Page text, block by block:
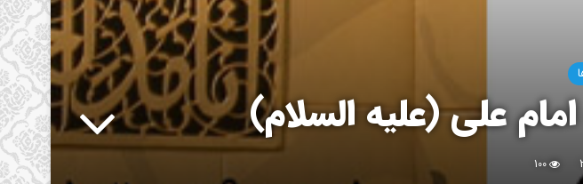
علی (علیه السلام)
100